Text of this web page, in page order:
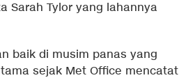
Sarah Tylor yang lahannya
baik di musim panas yang
sejak Met Office mencatat